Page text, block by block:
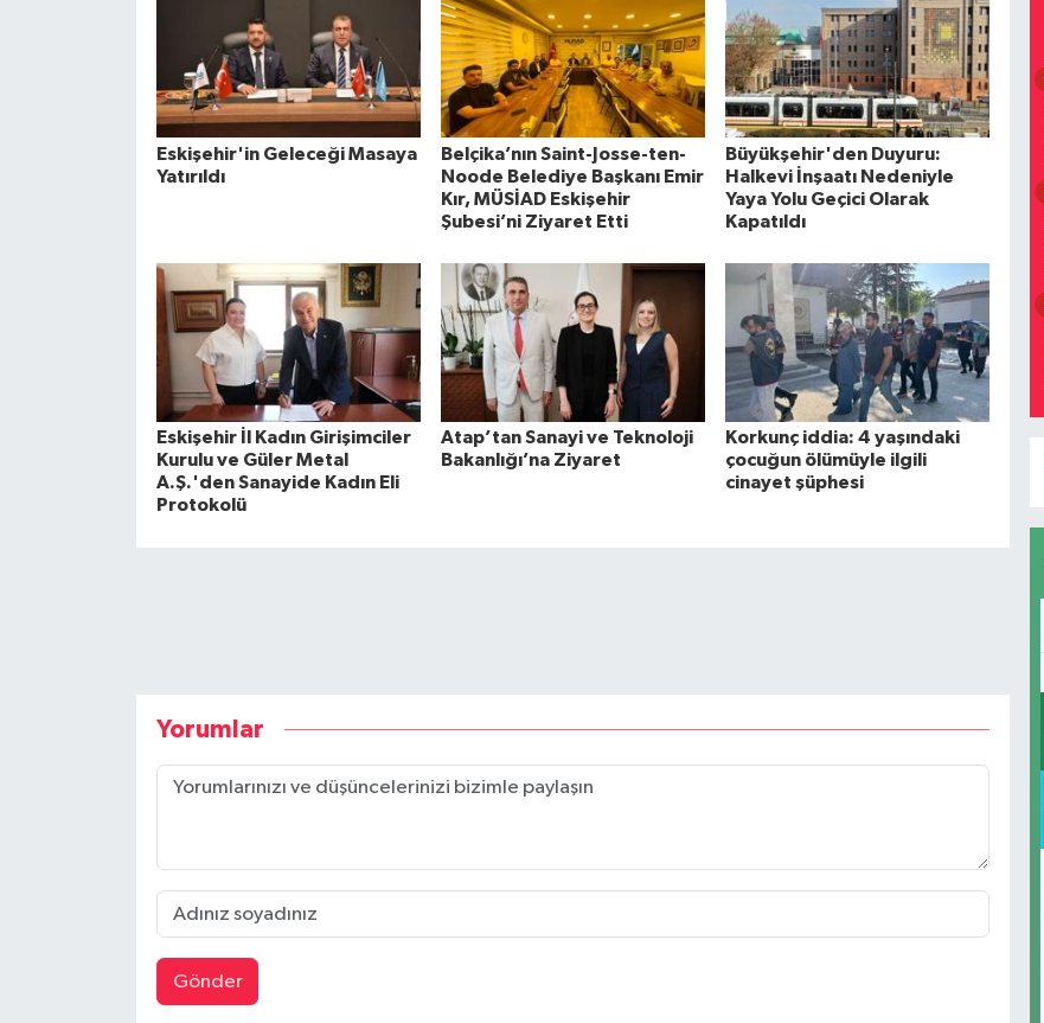
Eskişehir'in Geleceği Masaya
Yatırıldı
Belçika’nın Saint-Josse-ten-
Noode Belediye Başkanı Emir
Kır, MÜSİAD Eskişehir
Şubesi’ni Ziyaret Etti
Büyükşehir'den Duyuru:
Halkevi İnşaatı Nedeniyle
Yaya Yolu Geçici Olarak
Kapatıldı
Eskişehir İl Kadın Girişimciler
Kurulu ve Güler Metal
A.Ş.'den Sanayide Kadın Eli
Protokolü
Atap’tan Sanayi ve Teknoloji
Bakanlığı’na Ziyaret
Korkunç iddia: 4 yaşındaki
çocuğun ölümüyle ilgili
cinayet şüphesi
Yorumlar
Gönder